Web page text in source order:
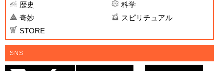
歴史
科学
奇妙
スピリチュアル
STORE
SNS